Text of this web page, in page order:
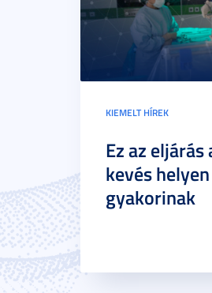
KIEMELT HÍREK
Ez az
kevés
gyakorinak